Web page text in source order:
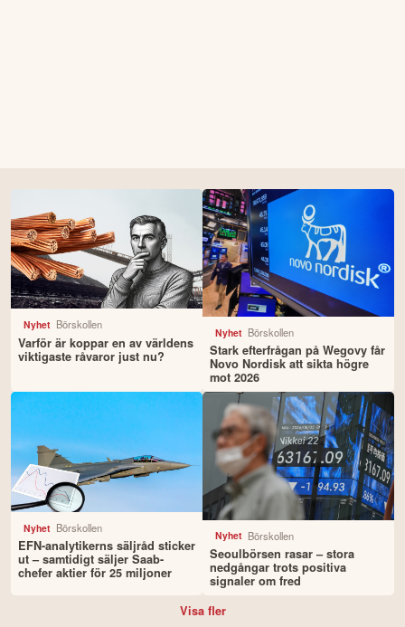
Nyhet Börskollen
Varför är koppar en av världens
viktigaste råvaror just nu?
Nyhet Börskollen
Stark efterfrågan på Wegovy får
Novo Nordisk att sikta högre
mot 2026
Nyhet Börskollen
EFN-analytikerns säljråd sticker
ut – samtidigt säljer Saab-
chefer aktier för 25 miljoner
Nyhet Börskollen
Seoulbörsen rasar – stora
nedgångar trots positiva
signaler om fred
Visa fler